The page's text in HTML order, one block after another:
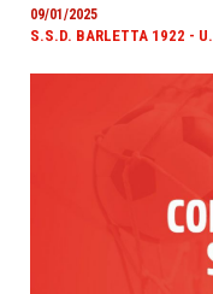
09/01/2025
S.S.D. BARLETTA 1922 -